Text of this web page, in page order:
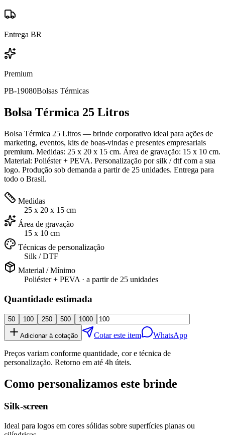
Entrega BR
Premium
PB-19080Bolsas Térmicas
Bolsa Térmica 25 Litros
Bolsa Térmica 25 Litros — brinde corporativo ideal para ações de
marketing, eventos, kits de boas-vindas e presentes empresariais
premium. Medidas: 25 x 20 x 15 cm. Área de gravação: 15 x 10 cm.
Material: Poliéster + PEVA. Personalização por silk / dtf com a sua
logo. Produção sob demanda a partir de 25 unidades. Entrega para
todo o Brasil.
Medidas
25 x 20 x 15 cm
Área de gravação
15 x 10 cm
Técnicas de personalização
Silk / DTF
Material / Mínimo
Poliéster + PEVA · a partir de 25 unidades
Quantidade estimada
50 100 250 500 1000
Adicionar à cotação Cotar este item WhatsApp
Preços variam conforme quantidade, cor e técnica de
personalização. Retorno em até 4h úteis.
Como personalizamos este brinde
Silk-screen
Ideal para logos em cores sólidas sobre superfícies planas ou